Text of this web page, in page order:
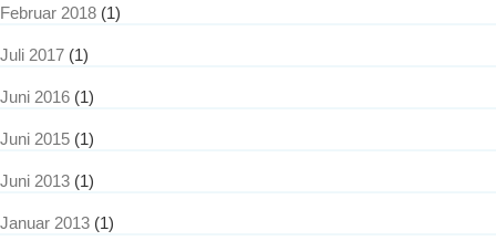
Februar 2018 (1)
Juli 2017 (1)
Juni 2016 (1)
Juni 2015 (1)
Juni 2013 (1)
Januar 2013 (1)